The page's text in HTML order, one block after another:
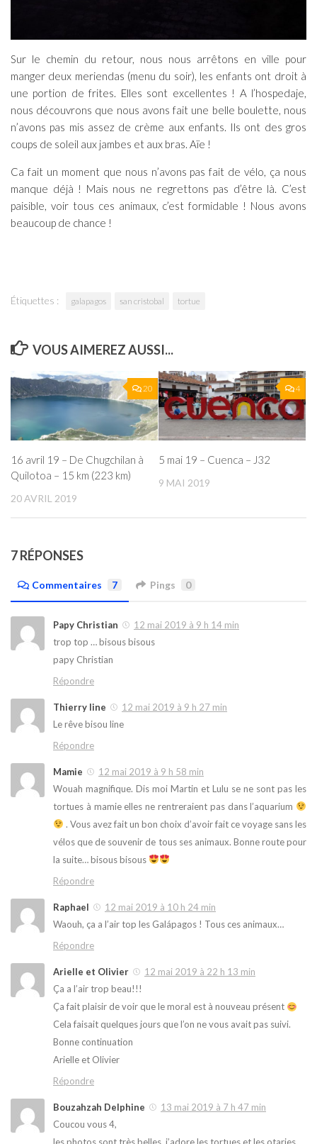
Sur le chemin du retour, nous nous arrêtons en ville pour
manger deux meriendas (menu du soir), les enfants ont droit à
une portion de frites. Elles sont excellentes ! A l’hospedaje,
nous découvrons que nous avons fait une belle boulette, nous
n’avons pas mis assez de crème aux enfants. Ils ont des gros
coups de soleil aux jambes et aux bras. Aïe !
Ca fait un moment que nous n’avons pas fait de vélo, ça nous
manque déjà ! Mais nous ne regrettons pas d’être là. C’est
paisible, voir tous ces animaux, c’est formidable ! Nous avons
beaucoup de chance !
Étiquettes : galapagos san cristobal tortue
VOUS AIMEREZ AUSSI...
20
16 avril 19 – De Chugchilan à
Quilotoa – 15 km (223 km)
20 AVRIL 2019
4
5 mai 19 – Cuenca – J32
9 MAI 2019
7 RÉPONSES
Commentaires 7 Pings 0
Papy Christian
12 mai 2019 à 9 h 14 min
trop top … bisous bisous
papy Christian
Répondre
Thierry line
12 mai 2019 à 9 h 27 min
Le rêve bisou line
Répondre
Mamie
12 mai 2019 à 9 h 58 min
Wouah magnifique. Dis moi Martin et Lulu se ne sont pas les
tortues à mamie elles ne rentreraient pas dans l’aquarium
. Vous avez fait un bon choix d’avoir fait ce voyage sans les
vélos que de souvenir de tous ses animaux. Bonne route pour
la suite… bisous bisous
Répondre
Raphael
12 mai 2019 à 10 h 24 min
Waouh, ça a l’air top les Galápagos ! Tous ces animaux…
Répondre
Arielle et Olivier
12 mai 2019 à 22 h 13 min
Ça a l’air trop beau!!!
Ça fait plaisir de voir que le moral est à nouveau présent
Cela faisait quelques jours que l’on ne vous avait pas suivi.
Bonne continuation
Arielle et Olivier
Répondre
Bouzahzah Delphine
13 mai 2019 à 7 h 47 min
Coucou vous 4,